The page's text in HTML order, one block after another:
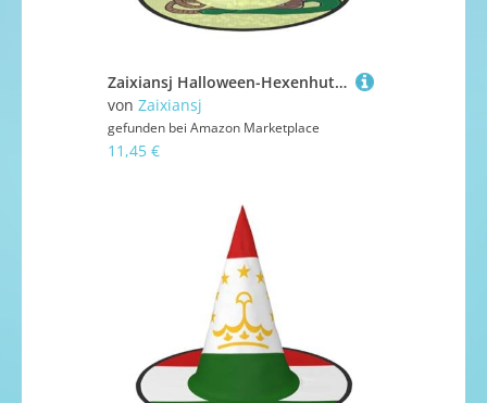
Zaixiansj Halloween-Hexenhut, Sonnenblumen-Schlangen-Druck, Kostüm, Kopfbedeckung, Erwachsene, gruseliger Hut, Festival-Kopfbedeckung
von Zaixiansj
gefunden bei Amazon Marketplace
11,45 €